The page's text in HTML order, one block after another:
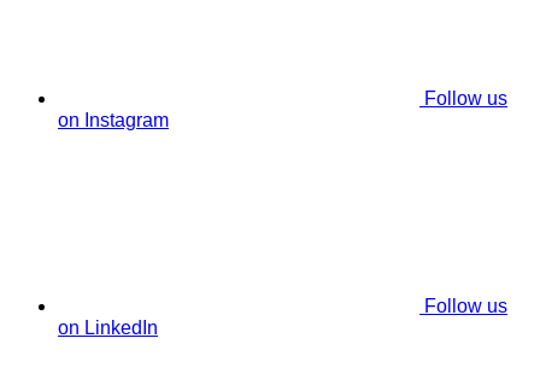
Follow us
on Instagram
Follow us
on LinkedIn